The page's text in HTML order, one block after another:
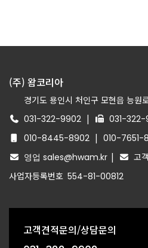
(주) 왐코리아
경기도 용인시 처인구 모현읍 능원
031-322-9902 |
031-
010-8445-8902 | 010-7651-
영업 sales@hwam.kr |
고
사업자등록번호 554-81-00812
고객견적문의/상담문의